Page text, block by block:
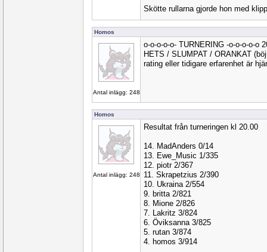
Skötte rullarna gjorde hon med
Homos
Antal inlägg: 248
o-o-o-o-o- TURNERING -o-o-o-o-o
HETS / SLUMPAT / ORANKAT
rating eller tidigare erfarenhet är
Homos
Antal inlägg: 248
Resultat från turneringen kl 20.00
14. MadAnders 0/14
13. Ewe_Music 1/335
12. piotr 2/367
11. Skrapetzius 2/390
10. Ukraina 2/554
9. britta 2/821
8. Mione 2/826
7. Lakritz 3/824
6. Öviksanna 3/825
5. rutan 3/874
4. homos 3/914